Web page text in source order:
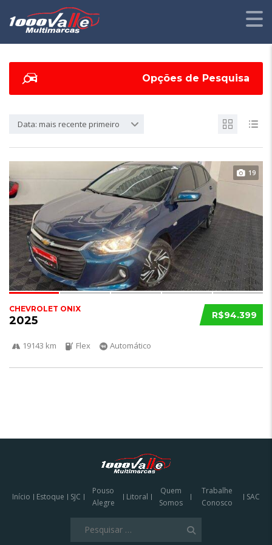
Opções de Pesquisa
Data: mais recente primeiro
19
R$94.399
CHEVROLET ONIX
2025
19143 km Flex Automático
Início Estoque SJC
Pouso
Alegre
Litoral
Quem
Somos
Trabalhe
Conosco
SAC